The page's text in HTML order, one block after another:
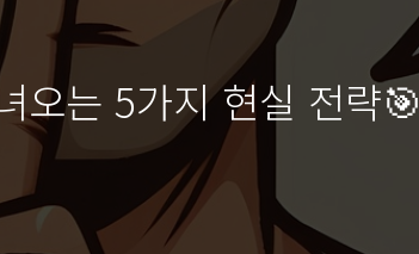
오는 5가지 현실 전략🎯